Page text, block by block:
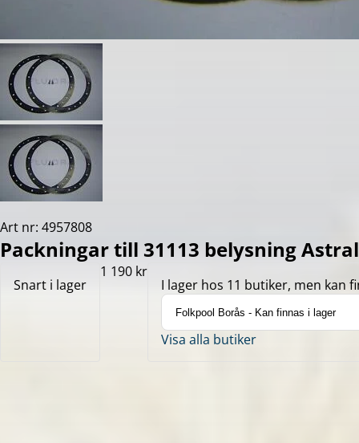
Art nr: 4957808
Packningar till 31113 belysning Astral
Snart i lager
1 190 kr
I lager hos 11 butiker, men kan
Visa alla butiker